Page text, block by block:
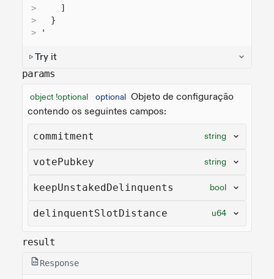
>
]
>
}
>
'
Try it
params
object !optional optional Objeto de configuração
contendo os seguintes campos:
commitment string
votePubkey string
keepUnstakedDelinquents bool
delinquentSlotDistance u64
result
Response